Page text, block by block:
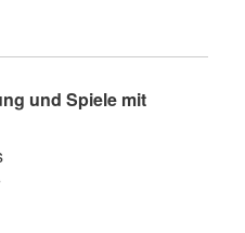
und Spiele mit